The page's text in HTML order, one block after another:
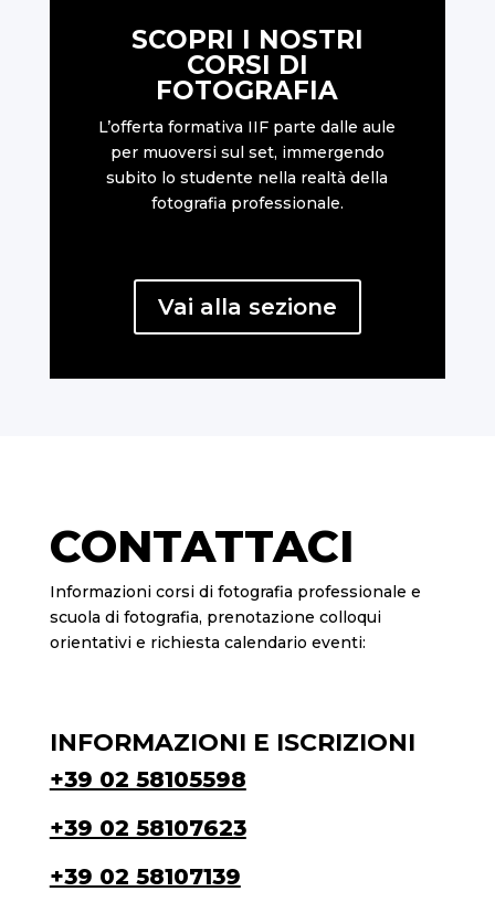
SCOPRI I NOSTRI
CORSI DI
FOTOGRAFIA
L’offerta formativa IIF parte dalle aule
per muoversi sul set, immergendo
subito lo studente nella realtà della
fotografia professionale.
Vai alla sezione
CONTATTACI
Informazioni corsi di fotografia professionale e
scuola di fotografia, prenotazione colloqui
orientativi e richiesta calendario eventi:
INFORMAZIONI E ISCRIZIONI
+39 02 58105598
+39 02 58107623
+39 02 58107139